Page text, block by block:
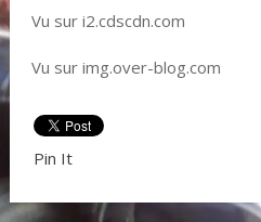
Vu sur i2.cdscdn.com
Vu sur img.over-blog.com
Pin It